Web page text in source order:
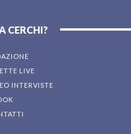
CERCHI?
LIVE
INTERVISTE